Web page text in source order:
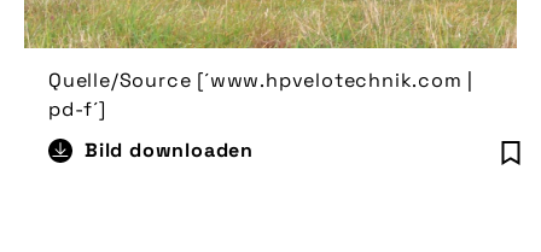
Quelle/Source [´www.hpvelotechnik.com |
pd-f´]
Bild downloaden